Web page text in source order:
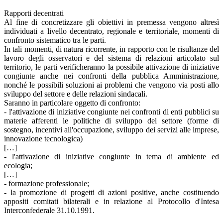
Rapporti decentrati
Al fine di concretizzare gli obiettivi in premessa vengono altresì
individuati a livello decentrato, regionale e territoriale, momenti di
confronto sistematico tra le parti.
In tali momenti, di natura ricorrente, in rapporto con le risultanze del
lavoro degli osservatori e del sistema di relazioni articolato sul
territorio, le parti verificheranno la possibile attivazione di iniziative
congiunte anche nei confronti della pubblica Amministrazione,
nonché le possibili soluzioni ai problemi che vengono via posti allo
sviluppo del settore e delle relazioni sindacali.
Saranno in particolare oggetto di confronto:
- l'attivazione di iniziative congiunte nei confronti di enti pubblici su
materie afferenti le politiche di sviluppo del settore (forme di
sostegno, incentivi all'occupazione, sviluppo dei servizi alle imprese,
innovazione tecnologica)
[…]
- l'attivazione di iniziative congiunte in tema di ambiente ed
ecologia;
[…]
- formazione professionale;
- la promozione di progetti di azioni positive, anche costituendo
appositi comitati bilaterali e in relazione al Protocollo d'Intesa
Interconfederale 31.10.1991.